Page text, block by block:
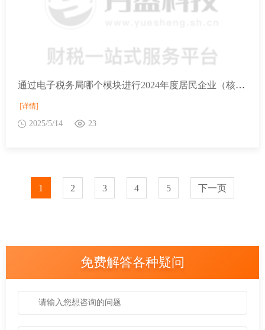
通过电子税务局哪个模块进行2024年度居民企业（核定征收）企业所得税年度申报？
[详情]
2025/5/14 23
1 2 3 4 5 下一页
免费解答各种疑问